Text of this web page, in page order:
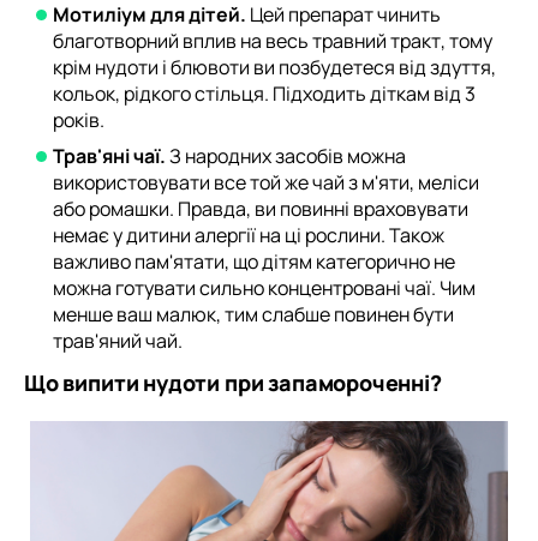
Мотиліум для дітей. Цей препарат чинить
благотворний вплив на весь травний тракт, тому
крім нудоти і блювоти ви позбудетеся від здуття,
кольок, рідкого стільця. Підходить діткам від 3
років.
Трав'яні чаї.З народних засобів можна
використовувати все той же чай з м'яти, меліси
або ромашки. Правда, ви повинні враховувати
немає у дитини алергії на ці рослини. Також
важливо пам'ятати, що дітям категорично не
можна готувати сильно концентровані чаї. Чим
менше ваш малюк, тим слабше повинен бути
трав'яний чай.
Що випити нудоти при запамороченні?